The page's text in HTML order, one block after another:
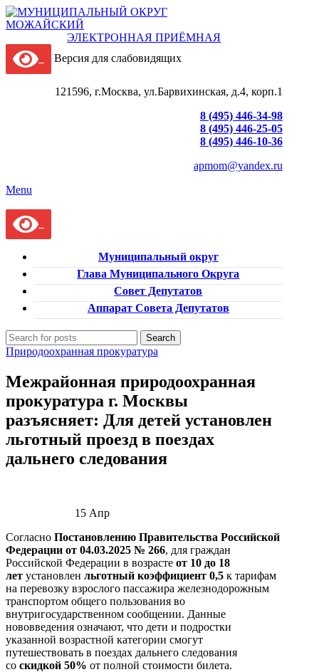
ЭЛЕКТРОННАЯ ПРИЁМНАЯ
Версия для слабовидящих
121596, г.Москва, ул.Барвихинская, д.4, корп.1
8 (495) 446-34-98
8 (495) 446-25-05
8 (495) 446-10-36
apmom@yandex.ru
Menu
Муниципальный округ
Глава Муниципального Округа
Совет Депутатов
Аппарат Совета Депутатов
Search
Природоохранная прокуратура
Межрайонная природоохранная
прокуратура г. Москвы
разъясняет: Для детей установлен
льготный проезд в поездах
дальнего следования
15 Апр
Согласно Постановлению Правительства Российской
Федерации от 04.03.2025 № 266, для граждан
Российской Федерации в возрасте от 10 до 18
лет установлен льготный коэффициент 0,5 к тарифам
на перевозку взрослого пассажира железнодорожным
транспортом общего пользования во
внутригосударственном сообщении. Данные
нововведения означают, что дети и подростки
указанной возрастной категории смогут
путешествовать в поездах дальнего следования
со скидкой 50% от полной стоимости билета.